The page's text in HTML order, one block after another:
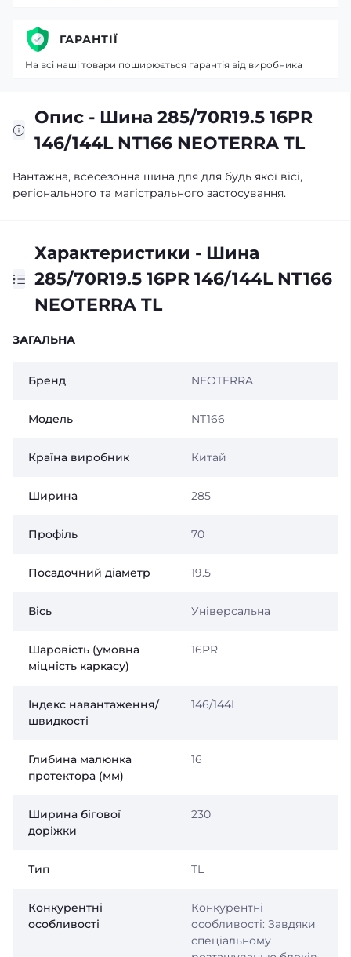
Опис - Шина 285/70R19.5 16PR
146/144L NT166 NEOTERRA TL
Вантажна, всесезонна шина для для будь якої вісі,
регіонального та магістрального застосування.
Характеристики - Шина
285/70R19.5 16PR 146/144L NT166
NEOTERRA TL
ЗАГАЛЬНА
Бренд NEOTERRA
Модель NT166
Країна виробник Китай
Ширина 285
Профіль 70
Посадочний діаметр 19.5
Вісь Універсальна
Шаровість (умовна
міцність каркасу)
16PR
Індекс навантаження/
швидкості
146/144L
Глибина малюнка
протектора (мм)
16
Ширина бігової
доріжки
230
Тип TL
Конкурентні
особливості
Конкурентні
особливості: Завдяки
спеціальному
ГАРАНТІЇ
На всі наші товари поширюється гарантія від виробника